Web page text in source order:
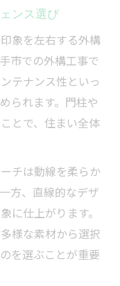
ンス選び
象を左右する外構
市での外構工事で
テナンス性といっ
られます。門柱や
とで、住まい全体
チは動線を柔らか
方、直線的なデザ
に仕上がります。
様な素材から選択
を選ぶことが重要